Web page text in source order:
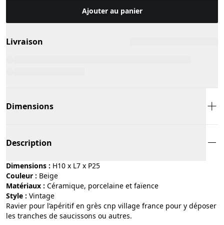
Ajouter au panier
Livraison
Dimensions
Description
Dimensions : H10 x L7 x P25
Couleur :
beige
Matériaux :
céramique, porcelaine et faïence
Style :
vintage
Ravier pour l’apéritif en grès cnp village france pour y déposer
les tranches de saucissons ou autres.